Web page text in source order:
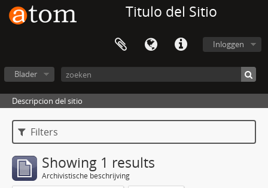
Titulo del Sitio
Inloggen
Blader
Descripcion del sitio
Filters
Showing 1 results
Archivistische beschrijving